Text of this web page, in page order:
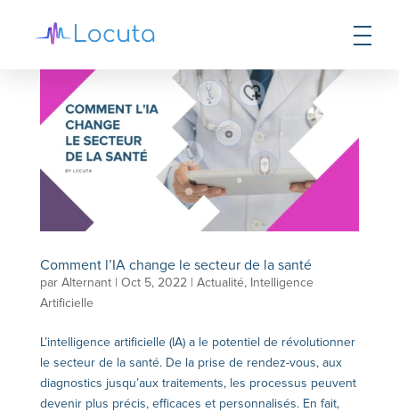
Comment l’IA change le secteur de la santé
par Alternant| Oct 5, 2022| Actualité, Intelligence
Artificielle
L’intelligence artificielle (IA) a le potentiel de révolutionner
le secteur de la santé. De la prise de rendez-vous, aux
diagnostics jusqu’aux traitements, les processus peuvent
devenir plus précis, efficaces et personnalisés. En fait,